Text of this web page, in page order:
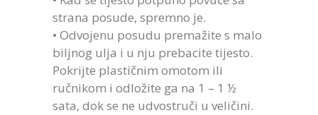
strana posude, spremno je.
• Odvojenu posudu premažite s malo
biljnog ulja i u nju prebacite tijesto.
Pokrijte plastičnim omotom ili
ručnikom i odložite ga na 1 – 1 ½
sata, dok se ne udvostruči u veličini.